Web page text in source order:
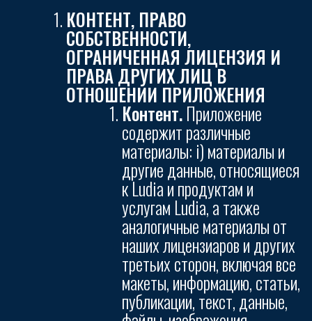
КОНТЕНТ, ПРАВО
СОБСТВЕННОСТИ,
ОГРАНИЧЕННАЯ ЛИЦЕНЗИЯ И
ПРАВА ДРУГИХ ЛИЦ В
ОТНОШЕНИИ ПРИЛОЖЕНИЯ
Контент.Приложение
содержит различные
материалы: i) материалы и
другие данные, относящиеся
к Ludia и продуктам и
услугам Ludia, а также
аналогичные материалы от
наших лицензиаров и других
третьих сторон, включая все
макеты, информацию, статьи,
публикации, текст, данные,